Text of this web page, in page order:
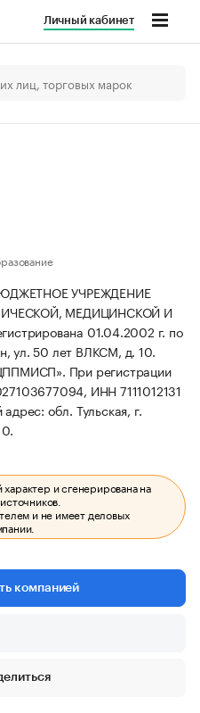
Личный кабинет
УЧРЕЖДЕНИЕ
МЕДИЦИНСКОЙ И
01.04.2002 г. по
ул. 50 лет ВЛКСМ, д. 10.
При регистрации
ИНН 7111012131
обл. Тульская, г.
и сгенерирована на
и не имеет деловых
компанией